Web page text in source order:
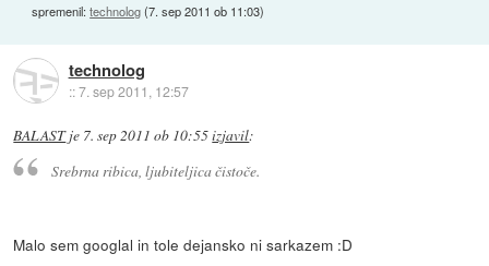
spremenil:technolog(7. sep 2011 ob 11:03)
technolog
::7. sep 2011, 12:57
BALASTje 7. sep 2011 ob 10:55izjavil:
Srebrna ribica, ljubiteljica čistoče.
Malo sem googlal in tole dejansko ni sarkazem :D